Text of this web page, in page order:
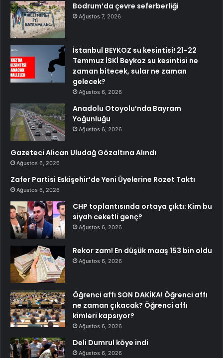
Bodrum’da çevre seferberliği
Ağustos 7, 2026
İstanbul BEYKOZ su kesintisi! 21-22
Temmuz İSKİ Beykoz su kesintisi ne
zaman bitecek, sular ne zaman
gelecek?
Ağustos 6, 2026
Anadolu Otoyolu’nda Bayram
Yoğunluğu
Ağustos 6, 2026
Gazeteci Alican Uludağ Gözaltına Alındı
Ağustos 6, 2026
Zafer Partisi Eskişehir’de Yeni Üyelerine Rozet Taktı
Ağustos 6, 2026
CHP toplantısında ortaya çıktı: Kim bu
siyah ceketli genç?
Ağustos 6, 2026
Rekor zam! En düşük maaş 153 bin oldu
Ağustos 6, 2026
Öğrenci affı SON DAKİKA! Öğrenci affı
ne zaman çıkacak? Öğrenci affı
kimleri kapsıyor?
Ağustos 6, 2026
Deli Dumrul köye indi
Ağustos 6, 2026